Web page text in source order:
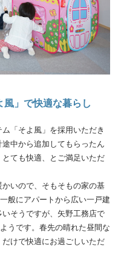
風」で快適な暮らし
「そよ風」を採用いただき
中から追加してもらったん
ても快適、とご満足いただ
かいので、そもそもの家の基
般にアパートから広い一戸建
そうですが、矢野工務店で
うです。春先の晴れた昼間な
けで快適にお過ごしいただ